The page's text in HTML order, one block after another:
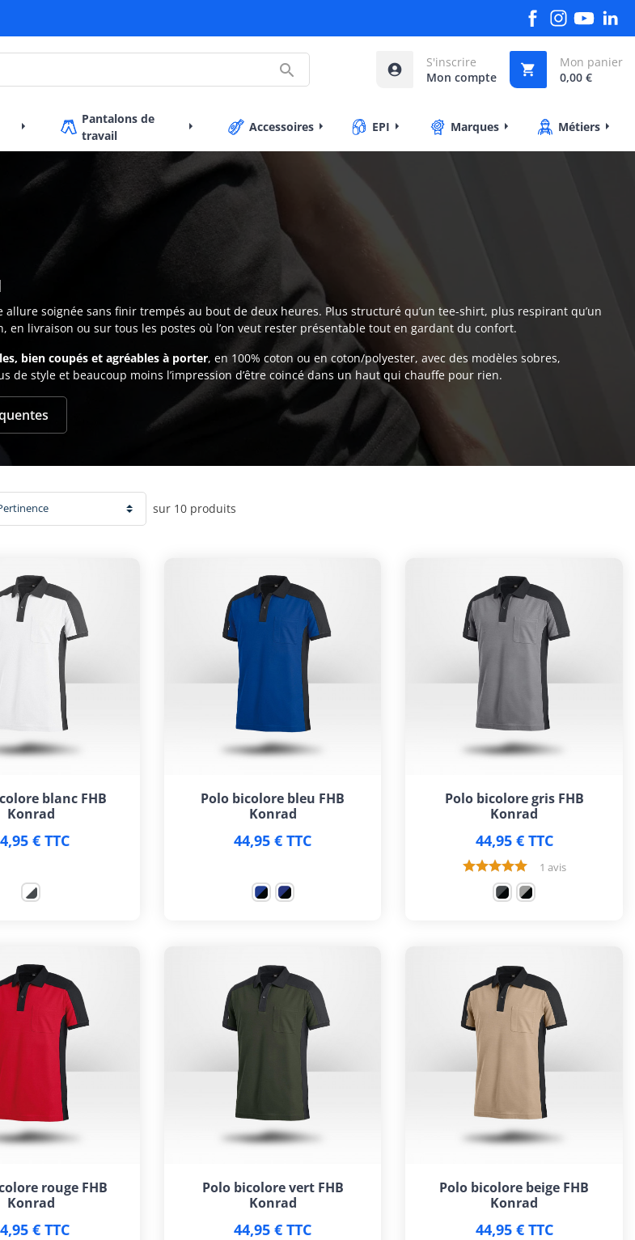
 
S'inscrire
Mon compte

Mon panier
0,00 €
Pantalons de
travail
Accessoires EPI Marques Métiers
soignée sans finir trempés au bout de deux heures. Plus structuré qu’un tee-shirt, plus respirant qu’un
livraison ou sur tous les postes où l’on veut rester présentable tout en gardant du confort.
bien coupés et agréables à porter, en 100% coton ou en coton/polyester, avec des modèles sobres,
style et beaucoup moins l’impression d’être coincé dans un haut qui chauffe pour rien.
sur 10 produits
blanc FHB
Konrad
€ TTC
Polo bicolore bleu FHB
Konrad
44,95 € TTC
Polo bicolore gris FHB
Konrad
44,95 € TTC
1 avis
rouge FHB
Konrad
€ TTC
Polo bicolore vert FHB
Konrad
44,95 € TTC
Polo bicolore beige FHB
Konrad
44,95 € TTC